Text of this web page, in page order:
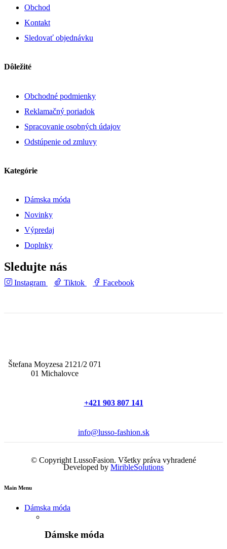
Obchod
Kontakt
Sledovať objednávku
Dôležité
Obchodné podmienky
Reklamačný poriadok
Spracovanie osobných údajov
Odstúpenie od zmluvy
Kategórie
Dámska móda
Novinky
Výpredaj
Doplnky
Sledujte nás
Instagram Tiktok Facebook
Štefana Moyzesa 2121/2 071
01 Michalovce
+421 903 807 141
info@lusso-fashion.sk
© Copyright LussoFasion. Všetky práva vyhradené
Developed by MiribleSolutions
Main Menu
Dámska móda
Dámske móda